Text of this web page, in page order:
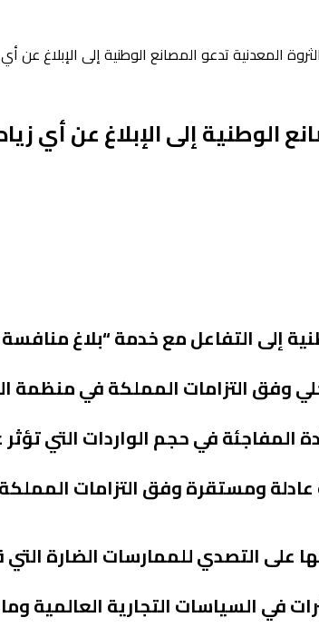
المعدنية تدعو المصانع الوطنية إلى الإبلاغ عن
الوطنية إلى الإبلاغ عن أي
إلى التفاعل مع خدمة “بلاغ منافسة
وفق التزامات المملكة في منظمة
المفاجئة في حجم الواردات التي
ومستقرة وفق التزامات
على التصدي للممارسات الضارة
في السياسات التجارية العالمية